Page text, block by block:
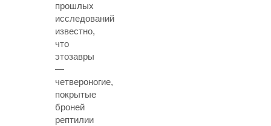
прошлых
исследований
известно,
что
этозавры
—
четвероногие,
покрытые
броней
рептилии